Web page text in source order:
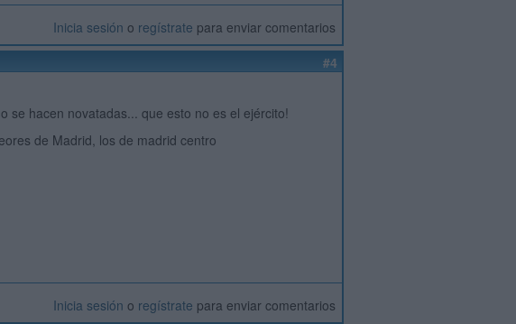
Inicia sesión o regístrate para enviar comentarios
#4
se hacen novatadas... que esto no es el ejército!
de Madrid, los de madrid centro
Inicia sesión o regístrate para enviar comentarios